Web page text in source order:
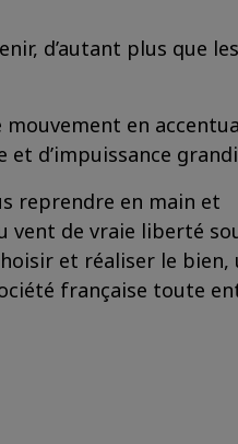
d’autant plus que les
en
d’impuissance
reprendre en main et
vent de vraie liberté
et réaliser le bien,
française toute